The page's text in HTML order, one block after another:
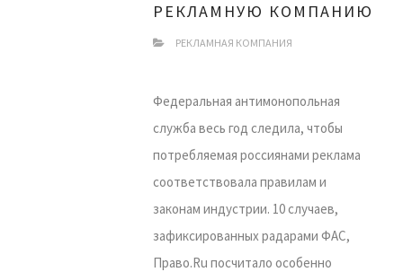
РЕКЛАМНУЮ КОМПАНИЮ
РЕКЛАМНАЯ КОМПАНИЯ
Федеральная антимонопольная
служба весь год следила, чтобы
потребляемая россиянами реклама
соответствовала правилам и
законам индустрии. 10 случаев,
зафиксированных радарами ФАС,
Право.Ru посчитало особенно